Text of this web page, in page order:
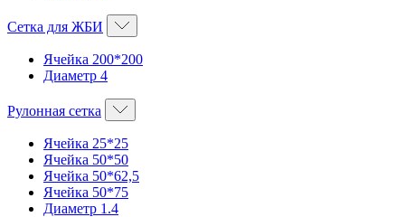
Сетка для ЖБИ
Ячейка 200*200
Диаметр 4
Рулонная сетка
Ячейка 25*25
Ячейка 50*50
Ячейка 50*62,5
Ячейка 50*75
Диаметр 1.4